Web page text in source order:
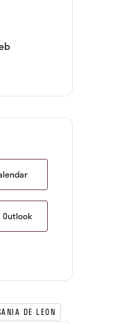
Outlook
DE LEON